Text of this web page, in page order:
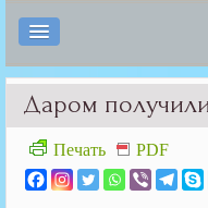
Даром
Печать PDF